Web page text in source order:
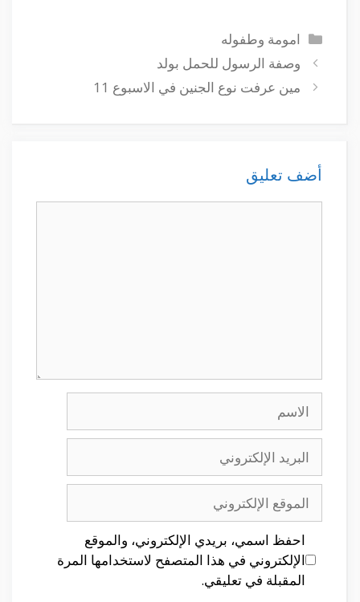
التصنيفات
امومة وطفوله
وصفة الرسول للحمل بولد
مين عرفت نوع الجنين في الاسبوع 11
أضف تعليق
الإلكتروني
الإلكتروني
احفظ اسمي، بريدي الإلكتروني، والموقع
الإلكتروني في هذا المتصفح لاستخدامها المرة
المقبلة في تعليقي.